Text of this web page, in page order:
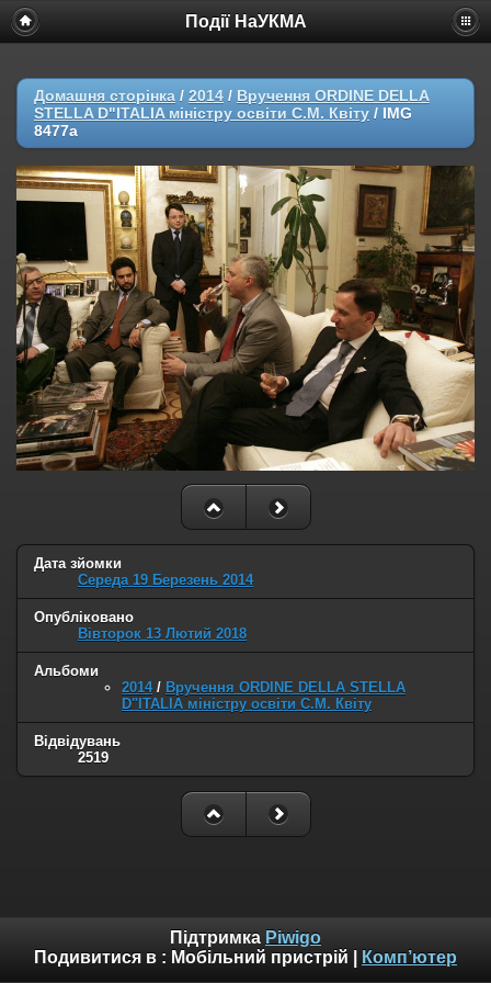
Події НаУКМА
Домашня сторінка / 2014 / Вручення ORDINE DELLA
STELLA D"ITALIA міністру освіти С.М. Квіту / IMG
8477a
Дата зйомки
Середа 19 Березень 2014
Опубліковано
Вівторок 13 Лютий 2018
Альбоми
2014/ Вручення ORDINE DELLA STELLA
D"ITALIA міністру освіти С.М. Квіту
Відвідувань
2519
Підтримка Piwigo
Подивитися в : Мобільний пристрій Комп’ютер